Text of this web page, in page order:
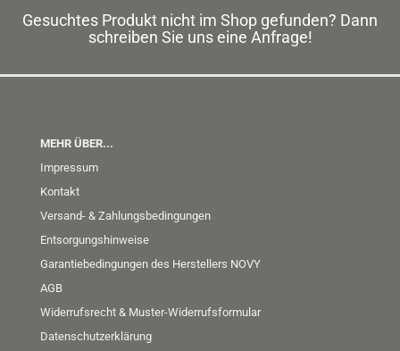
Gesuchtes Produkt nicht im Shop gefunden? Dann
schreiben Sie uns eine Anfrage!
MEHR ÜBER...
Impressum
Kontakt
Versand- & Zahlungsbedingungen
Entsorgungshinweise
Garantiebedingungen des Herstellers NOVY
AGB
Widerrufsrecht & Muster-Widerrufsformular
Datenschutzerklärung